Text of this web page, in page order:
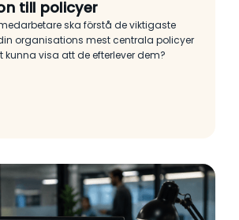
till policyer
ska förstå de viktigaste
organisations mest centrala policyer
visa att de efterlever dem?